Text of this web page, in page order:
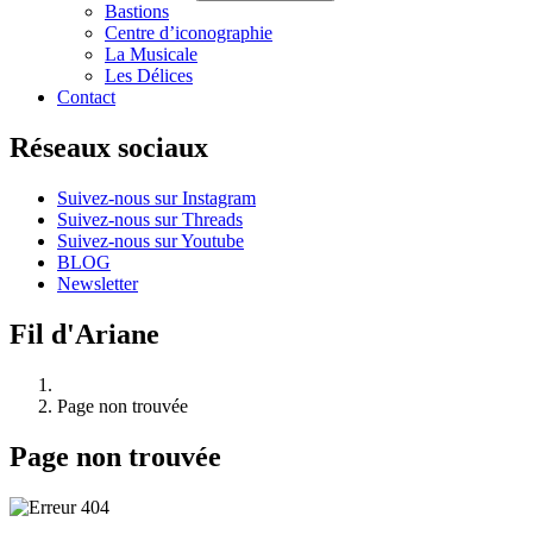
Bastions
Centre d’iconographie
La Musicale
Les Délices
Contact
Réseaux sociaux
Suivez-nous sur Instagram
Suivez-nous sur Threads
Suivez-nous sur Youtube
BLOG
Newsletter
Fil d'Ariane
Page non trouvée
Page non trouvée